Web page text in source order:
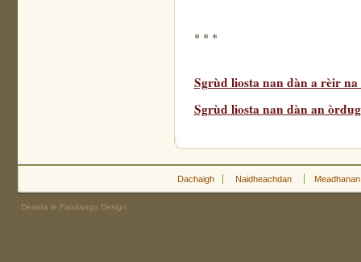
* * *
Sgrùd liosta nan dàn a rèir na
Sgrùd liosta nan dàn an
Dachaigh Naidheachdan Meadhanan
Dèanta le Fandango Design